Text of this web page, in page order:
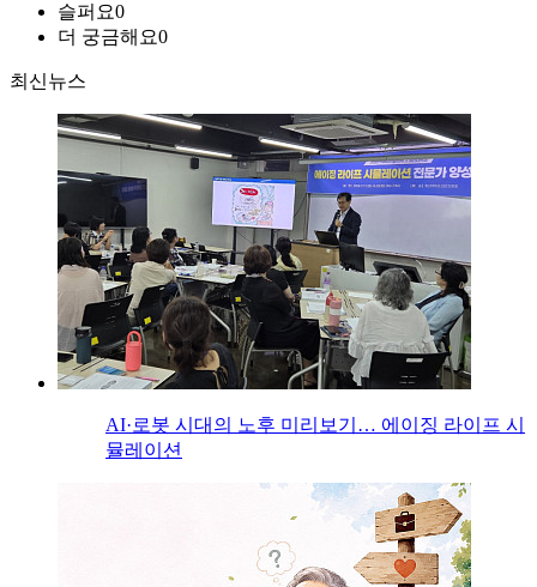
슬퍼요0
더 궁금해요0
최신뉴스
AI·로봇 시대의 노후 미리보기… 에이징 라이프 시
뮬레이션